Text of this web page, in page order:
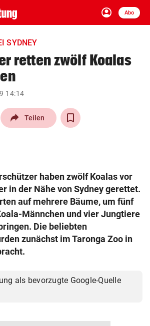
account_circle
Anmelden
Abo
close Schließen
arrow_right
GmbH & Co KG 2026
SYDNEY
retten zwölf Koalas
14:14
Teilen
haben zwölf Koalas vor
in der Nähe von Sydney gerettet.
auf mehrere Bäume, um fünf
Männchen und vier Jungtiere
Die beliebten
zunächst im Taronga Zoo in
als bevorzugte Google-Quelle